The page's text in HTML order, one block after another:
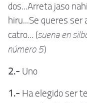
dos...Arreta jaso
hiru...Se queres ser
catro... (suena en
número 5)
2.- Uno
1.- Ha elegido ser